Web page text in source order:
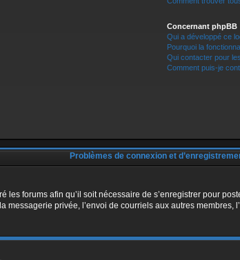
Concernant phpBB
Qui a développé ce
Pourquoi la
Qui contacter pour
Comment puis-je
Problèmes de connexion et
les forums afin qu’il soit nécessaire de s’enregistrer pour
privée, l’envoi de courriels aux autres